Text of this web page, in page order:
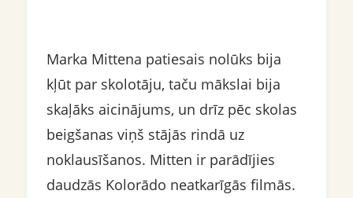
Marka Mittena patiesais nolūks bija
kļūt par skolotāju, taču mākslai bija
skaļāks aicinājums, un drīz pēc skolas
beigšanas viņš stājās rindā uz
noklausīšanos. Mitten ir parādījies
daudzās Kolorādo neatkarīgās filmās.